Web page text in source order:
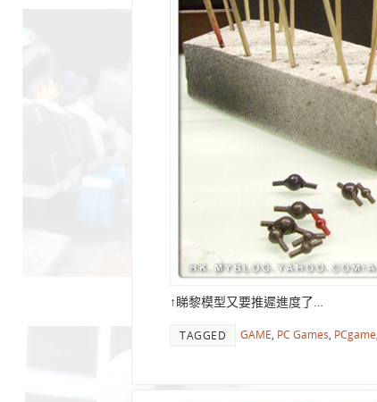
↑睇黎模型又要推遲進度了…
TAGGED GAME PC Games PCgame